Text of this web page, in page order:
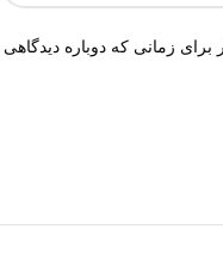
زمانی که دوباره دیدگاهی